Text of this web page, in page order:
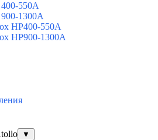
550A
1300A
HP400-550A
HP900-1300A
▼